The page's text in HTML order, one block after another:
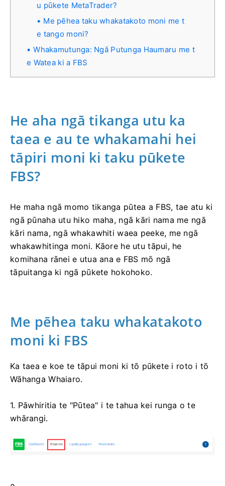
u pūkete MetaTrader?
Me pēhea taku whakatakoto moni me t
e tango moni?
Whakamutunga: Ngā Putunga Haumaru me t
e Watea ki a FBS
He aha ngā tikanga utu ka
taea e au te whakamahi hei
tāpiri moni ki taku pūkete
FBS?
He maha ngā momo tikanga pūtea a FBS, tae atu ki
ngā pūnaha utu hiko maha, ngā kāri nama me ngā
kāri nama, ngā whakawhiti waea peeke, me ngā
whakawhitinga moni. Kāore he utu tāpui, he
komihana rānei e utua ana e FBS mō ngā
tāpuitanga ki ngā pūkete hokohoko.
Me pēhea taku whakatakoto
moni ki FBS
Ka taea e koe te tāpui moni ki tō pūkete i roto i tō
Wāhanga Whaiaro.
1. Pāwhiritia te "Pūtea" i te tahua kei runga o te
whārangi.